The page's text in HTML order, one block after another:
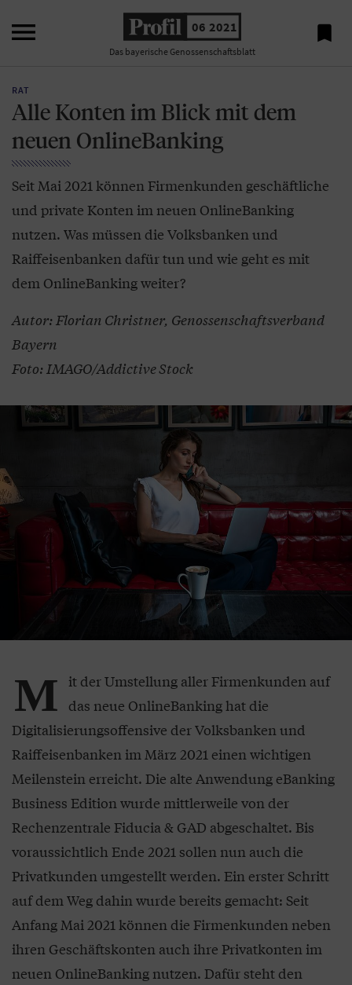
 06 2021
Das bayerische Genossenschaftsblatt

RAT
Alle Konten im Blick mit dem
neuen OnlineBanking
Seit Mai 2021 können Firmenkunden geschäftliche
und private Konten im neuen OnlineBanking
nutzen. Was müssen die Volksbanken und
Raiffeisenbanken dafür tun und wie geht es mit
dem OnlineBanking weiter?
Autor: Florian Christner, Genossenschaftsverband
Bayern
Foto: IMAGO/Addictive Stock
M it der Umstellung aller Firmenkunden auf
das neue OnlineBanking hat die
Digitalisierungsoffensive der Volksbanken und
Raiffeisenbanken im März 2021 einen wichtigen
Meilenstein erreicht. Die alte Anwendung eBanking
Business Edition wurde mittlerweile von der
Rechenzentrale Fiducia & GAD abgeschaltet. Bis
voraussichtlich Ende 2021 sollen nun auch die
Privatkunden umgestellt werden. Ein erster Schritt
auf dem Weg dahin wurde bereits gemacht: Seit
Anfang Mai 2021 können die Firmenkunden neben
ihren Geschäftskonten auch ihre Privatkonten im
neuen OnlineBanking nutzen. Dafür steht den